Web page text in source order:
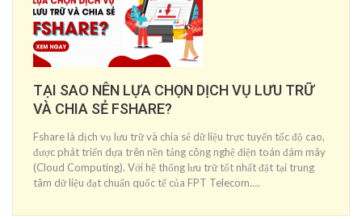
TẠI SAO NÊN LỰA CHỌN DỊCH VỤ LƯU TRỮ
VÀ CHIA SẺ FSHARE?
Fshare là dịch vụ lưu trữ và chia sẻ dữ liệu trực tuyến tốc độ cao,
được phát triển dựa trên nền tảng công nghệ điện toán đám mây
(Cloud Computing). Với hệ thống lưu trữ tốt nhất đặt tại trung
tâm dữ liệu đạt chuẩn quốc tế của FPT Telecom.…